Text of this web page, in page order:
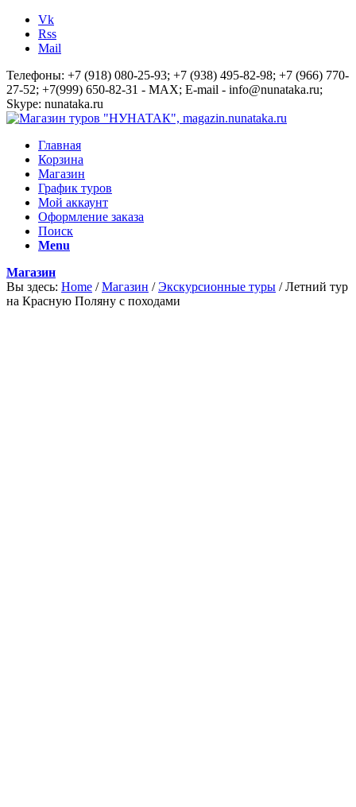
Vk
Rss
Mail
Телефоны: +7 (918) 080-25-93; +7 (938) 495-82-98; +7 (966) 770-
27-52; +7(999) 650-82-31 - MAX; E-mail - info@nunataka.ru;
Skype: nunataka.ru
Главная
Корзина
Магазин
График туров
Мой аккаунт
Оформление заказа
Поиск
Menu
Магазин
Вы здесь: Home / Магазин / Экскурсионные туры / Летний тур
на Красную Поляну с походами